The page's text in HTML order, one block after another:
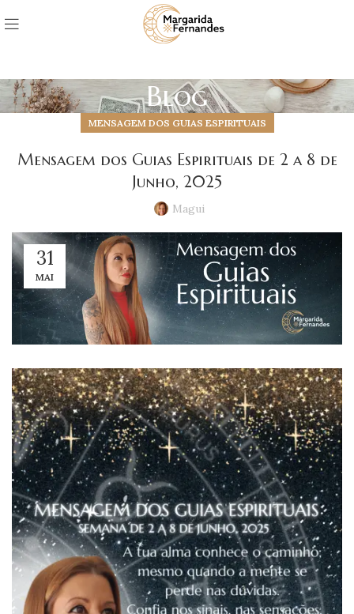
Blog
MENSAGEM DOS GUIAS ESPIRITUAIS
Mensagem dos Guias Espirituais de 2 a 8 de
Junho, 2025
Magui
31
MAI